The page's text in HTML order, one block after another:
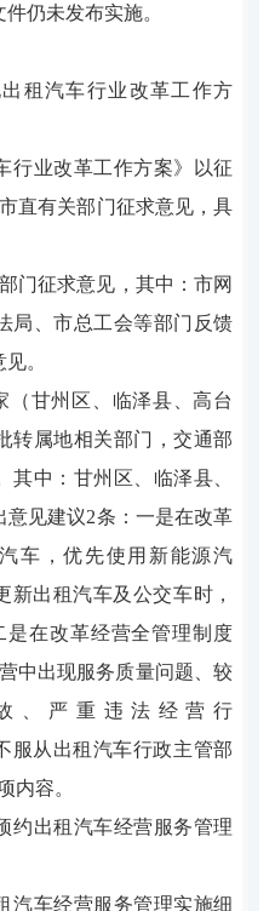
仍未发布实施。
出租汽车行业改革工作方
行业改革工作方案》以征
直有关部门征求意见，具
门征求意见，其中：市网
局、市总工会等部门反馈
。
（甘州区、临泽县、高台
转属地相关部门，交通部
其中：甘州区、临泽县、
见建议2条：一是在改革
车，优先使用新能源汽
新出租汽车及公交车时，
是在改革经营全管理制度
中出现服务质量问题、较
、严重违法经营行
服从出租汽车行政主管部
内容。
约出租汽车经营服务管理
汽车经营服务管理实施细